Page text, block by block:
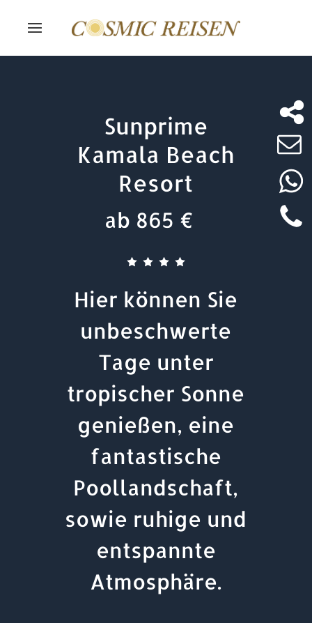
Sunprime
Kamala Beach
Resort
ab 865 €
Hier können Sie
unbeschwerte
Tage unter
tropischer Sonne
genießen, eine
fantastische
Poollandschaft,
sowie ruhige und
entspannte
Atmosphäre.